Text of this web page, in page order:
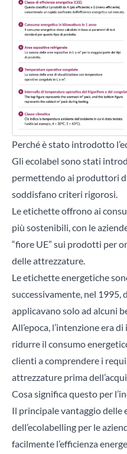
Perché è stato introdotto
Gli ecolabel sono stati
permettendo ai produttori
soddisfano criteri rigorosi.
Le etichette offrono ai
più sostenibili, con le
“fiore UE” sui prodotti per
delle attrezzature.
Le etichette energetiche
successivamente, nel 1995,
applicavano solo ad alcuni
All’epoca, l’intenzione era
ridurre il consumo
clienti a comprendere i
attrezzature prima
Cosa significa questo per
Il principale vantaggio delle
dell’ecolabelling per le
facilmente l’efficienza